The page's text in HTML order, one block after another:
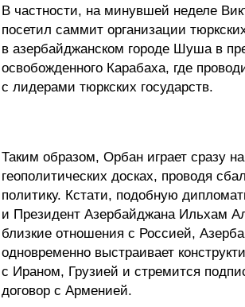
В частности, на минувшей неделе
посетил саммит организации
в азербайджанском городе Шуша в
освобожденного Карабаха, где
с лидерами тюркских государств.
Таким образом, Орбан играет сразу
геополитических досках, проводя
политику. Кстати, подобную
и Президент Азербайджана Ильхам
близкие отношения с Россией,
одновременно выстраивает
с Ираном, Грузией и стремится
договор с Арменией.